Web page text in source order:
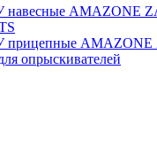
AMAZONE
AMAZONE
опрыскивателей